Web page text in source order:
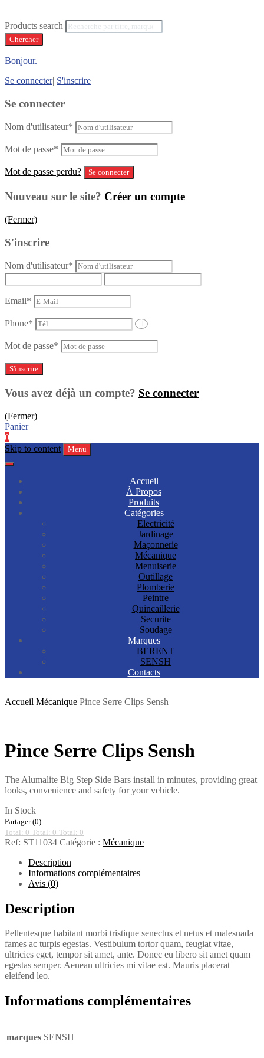
Products search
Chercher
Bonjour.
Se connecter| S'inscrire
Se connecter
Nom d'utilisateur*
Mot de passe*
Mot de passe perdu?
Nouveau sur le site? Créer un compte
(Fermer)
S'inscrire
Nom d'utilisateur*
Email*
Phone*
Mot de passe*
Vous avez déjà un compte? Se connecter
(Fermer)
Panier
0
Skip to content
Menu
Accueil
À Propos
Produits
Catégories
Electricité
Jardinage
Maçonnerie
Mécanique
Menuiserie
Outillage
Plomberie
Peintre
Quincaillerie
Securite
Soudage
Marques
BERENT
SENSH
Contacts
Accueil Mécanique Pince Serre Clips Sensh
Pince Serre Clips Sensh
The Alumalite Big Step Side Bars install in minutes, providing great
looks, convenience and safety for your vehicle.
In Stock
Partager (0)
Total: 0 Total: 0 Total: 0
Ref: ST11034 Catégorie : Mécanique
Description
Informations complémentaires
Avis (0)
Description
Pellentesque habitant morbi tristique senectus et netus et malesuada
fames ac turpis egestas. Vestibulum tortor quam, feugiat vitae,
ultricies eget, tempor sit amet, ante. Donec eu libero sit amet quam
egestas semper. Aenean ultricies mi vitae est. Mauris placerat
eleifend leo.
Informations complémentaires
marques SENSH